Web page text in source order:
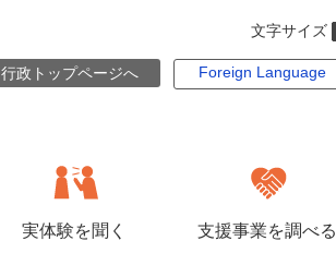
文字サイズ
行政トップページへ Foreign Language
実体験を聞く 支援事業を調べる